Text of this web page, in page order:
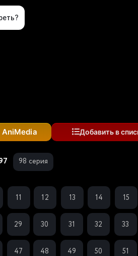
Добавить в
98 серия
11 12 13 14 15
29 30 31 32 33
47 48 49 50 51